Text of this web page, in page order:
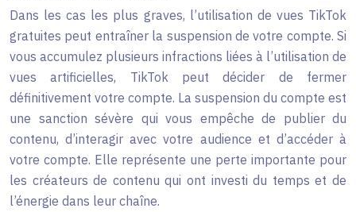
Dans les cas les plus graves, l’utilisation de vues TikTok
gratuites peut entraîner la suspension de votre compte. Si
vous accumulez plusieurs infractions liées à l’utilisation de
vues artificielles, TikTok peut décider de fermer
définitivement votre compte. La suspension du compte est
une sanction sévère qui vous empêche de publier du
contenu, d’interagir avec votre audience et d’accéder à
votre compte. Elle représente une perte importante pour
les créateurs de contenu qui ont investi du temps et de
l’énergie dans leur chaîne.